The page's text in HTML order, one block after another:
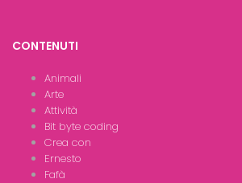
CONTENUTI
Animali
Arte
Attività
Bit byte coding
Crea con
Ernesto
Fafà